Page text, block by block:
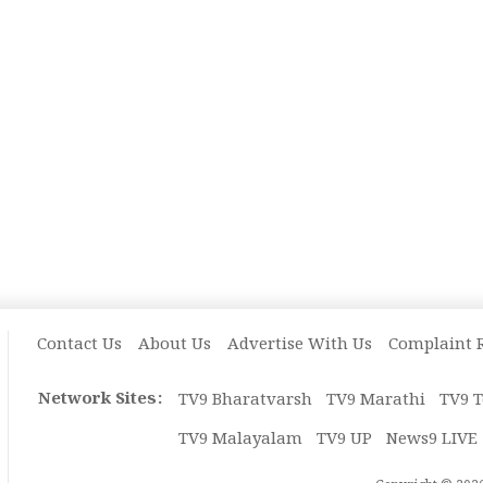
Contact Us About Us Advertise With Us Complaint
Network Sites: TV9 Bharatvarsh TV9 Marathi TV9
TV9 Malayalam TV9 UP News9 LIVE
Copyright ©